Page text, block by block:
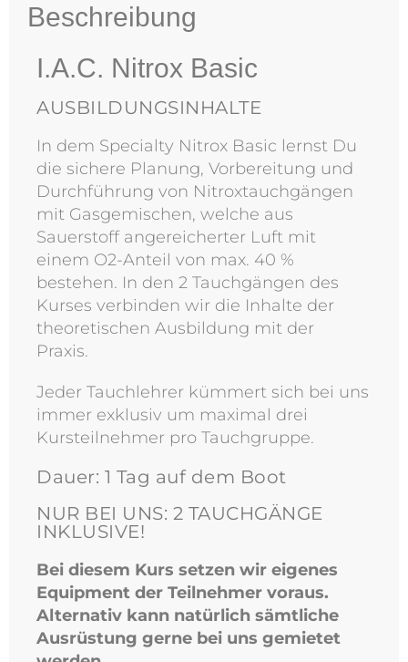
Beschreibung
I.A.C. Nitrox Basic
AUSBILDUNGSINHALTE
In dem Specialty Nitrox Basic lernst Du
die sichere Planung, Vorbereitung und
Durchführung von Nitroxtauchgängen
mit Gasgemischen, welche aus
Sauerstoff angereicherter Luft mit
einem O2-Anteil von max. 40 %
bestehen. In den 2 Tauchgängen des
Kurses verbinden wir die Inhalte der
theoretischen Ausbildung mit der
Praxis.
Jeder Tauchlehrer kümmert sich bei uns
immer exklusiv um maximal drei
Kursteilnehmer pro Tauchgruppe.
Dauer: 1 Tag auf dem Boot
NUR BEI UNS: 2 TAUCHGÄNGE
INKLUSIVE!
Bei diesem Kurs setzen wir eigenes
Equipment der Teilnehmer voraus.
Alternativ kann natürlich sämtliche
Ausrüstung gerne bei uns gemietet